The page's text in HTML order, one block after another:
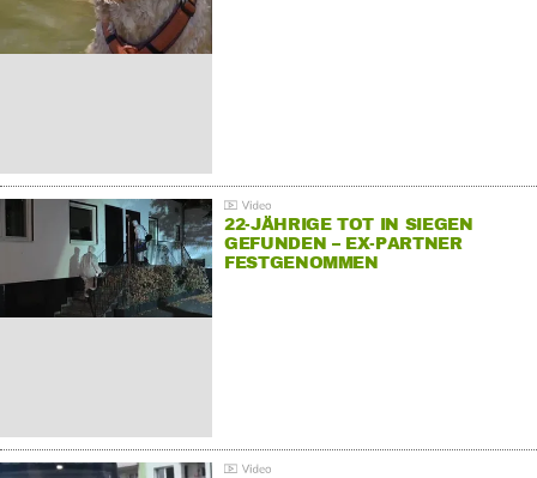
22-JÄHRIGE TOT IN SIEGEN
GEFUNDEN – EX-PARTNER
FESTGENOMMEN